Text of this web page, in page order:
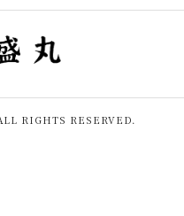
RIGHTS RESERVED.